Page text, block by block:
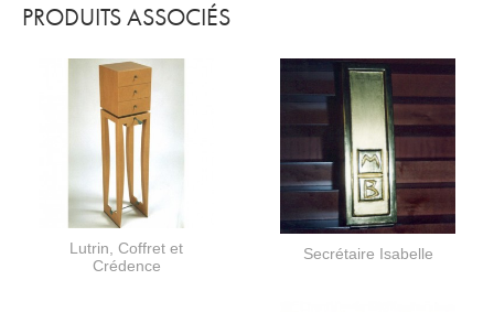
PRODUITS ASSOCIÉS
Lutrin, Coffret et
Crédence
Secrétaire Isabelle